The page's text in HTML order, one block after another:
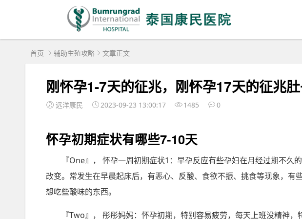
首页 辅助生殖攻略 文章正文
刚怀孕1-7天的征兆，刚怀孕17天的征兆肚
远洋康民 2023-09-23 13:00:17 1485 0
怀孕初期症状有哪些7-10天
『One』， 怀孕一周初期症状1：早孕反应有些孕妇在月经过期不久
改变。常发生在早晨起床后，有恶心、反酸、食欲不振、挑食等现象，有
想吃些酸味的东西。
『Two』， 彤彤妈妈：怀孕初期，特别容易疲劳，每天上班没精神